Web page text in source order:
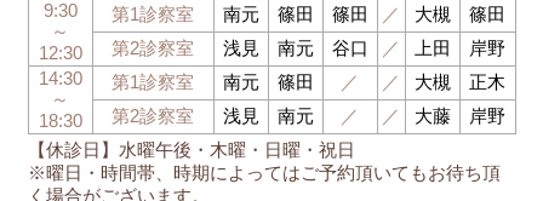
【休診日】水曜午後・木曜・日曜・祝日
※曜日・時間帯、時期によってはご予約頂いてもお待ち頂
く場合がございます。
9:30
～
12:30
第1診察室 南元 篠田 篠田 ／ 大槻
篠田
第2診察室
浅見 南元 谷口 ／ 上田
岸野
14:30
～
18:30
第1診察室 南元 篠田 ／ ／ 大槻
正木
第2診察室
浅見 南元 ／ ／ 大藤 岸野